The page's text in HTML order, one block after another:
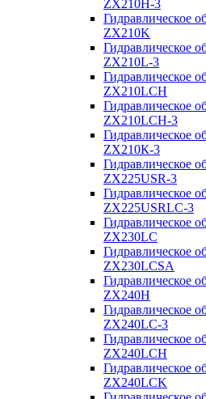
ZX210H-3
Гидравлическое
ZX210K
Гидравлическое
ZX210L-3
Гидравлическое
ZX210LCH
Гидравлическое
ZX210LCH-3
Гидравлическое
ZX210К-3
Гидравлическое
ZX225USR-3
Гидравлическое
ZX225USRLC-3
Гидравлическое
ZX230LC
Гидравлическое
ZX230LCSA
Гидравлическое
ZX240H
Гидравлическое
ZX240LC-3
Гидравлическое
ZX240LCH
Гидравлическое
ZX240LCK